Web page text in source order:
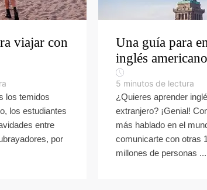
viajar con
los temidos
los estudiantes
entre
por
Una guía para
inglés americano
5 minutos de lectura
¿Quieres aprender
extranjero? ¡Genial!
más hablado en el
comunicarte con otras
millones de personas ...